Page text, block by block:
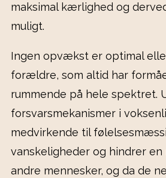
maksimal kærlighed og
muligt.
Ingen opvækst er optimal
forældre, som altid har
rummende på hele spektret.
forsvarsmekanismer i
medvirkende til
vanskeligheder og hindrer
andre mennesker, og da de